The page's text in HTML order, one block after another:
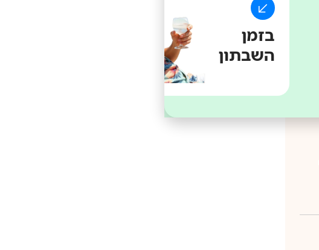
בזמן
השבתון